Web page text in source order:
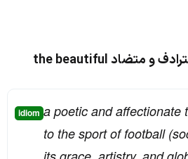
انگلیسی به انگلیسی | مترادف و متضاد the beautiful
idiom a poetic and affectionate
to the sport of football